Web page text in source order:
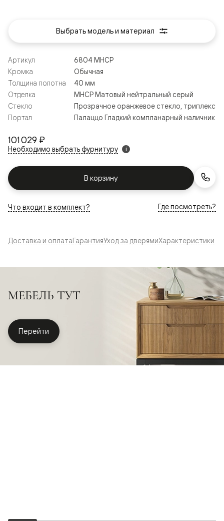
101 029 ₽
Необходимо выбрать фурнитуру i
В корзину
Артикул
6804 МНСР
Кромка
Обычная
Толщина полотна
40 мм
Отделка
МНСР Матовый нейтральный серый
Стекло
Прозрачное оранжевое стекло, триплекс
Портал
Палаццо Гладкий компланарный наличник
Что входит в комплект? Где посмотреть?
Выбрать модель и материал
Доставка и оплатаГарантияУход за дверямиХарактеристики
МЕБЕЛЬ ТУТ
Перейти